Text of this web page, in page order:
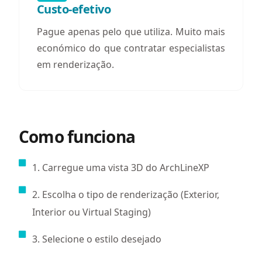
Custo-efetivo
Pague apenas pelo que utiliza. Muito mais
económico do que contratar especialistas
em renderização.
Como funciona
1. Carregue uma vista 3D do ArchLineXP
2. Escolha o tipo de renderização (Exterior,
Interior ou Virtual Staging)
3. Selecione o estilo desejado